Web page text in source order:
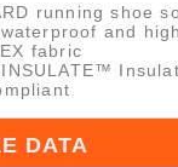
running shoe
and
fabric
DATA